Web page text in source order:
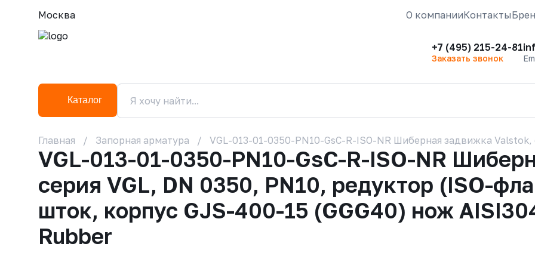
Москва О компанииКонтакты
+7 (495) 215-24-81
Заказать звонок
Каталог
Главная Запорная арматура VGL-013-01-0350-PN10-GsC-R-ISO-NR Шиберная задвижка
VGL-013-01-0350-PN10-GsC-R-ISO-NR
серия VGL, DN 0350, PN10, редуктор (ISO-
шток, корпус GJS-400-15 (GGG40) нож
Rubber